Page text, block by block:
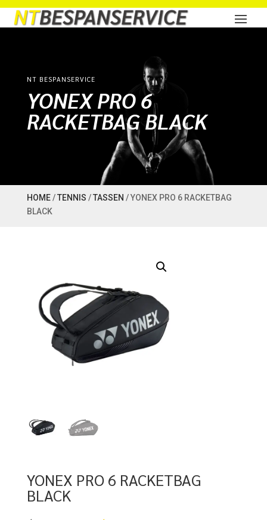
NT BESPANSERVICE
YONEX PRO 6
RACKETBAG BLACK
HOME/TENNIS /TASSEN / YONEX PRO 6 RACKETBAG
BLACK
YONEX PRO 6 RACKETBAG
BLACK